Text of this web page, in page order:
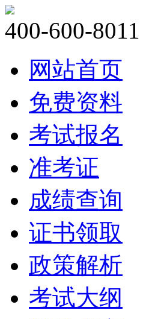
400-600-8011
网站首页
免费资料
考试报名
准考证
成绩查询
证书领取
政策解析
考试大纲